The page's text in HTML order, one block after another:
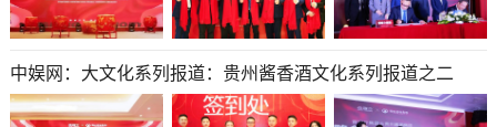
中娱网：大文化系列报道：贵州酱香酒文化系列报道之二